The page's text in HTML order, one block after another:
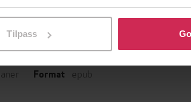
Du kan når som helst trekke tilbake eller
Tilpass
Språk English
Format epub